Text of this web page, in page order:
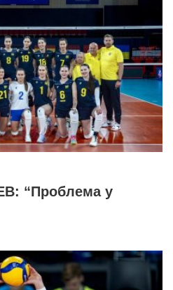
“Проблема у